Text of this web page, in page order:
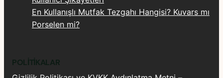
En Kullanışlı Mutfak Tezgahı Hangisi? Kuvars mı
Porselen mi?
POLITIKALAR